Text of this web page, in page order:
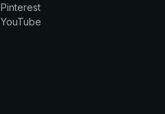
Pinterest
YouTube